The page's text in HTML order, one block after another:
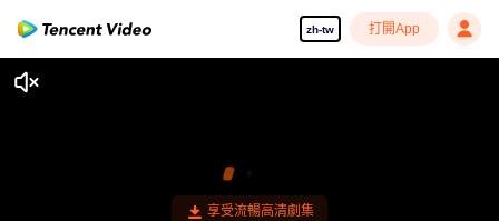
zh-tw 打開App
享受流暢高清劇集